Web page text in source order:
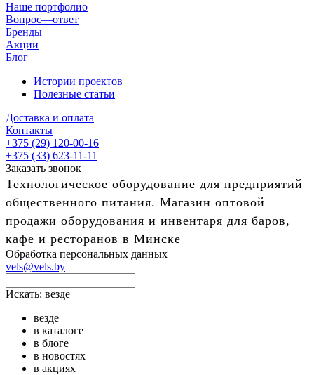
Наше портфолио
Вопрос—ответ
Бренды
Акции
Блог
Истории проектов
Полезные статьи
Доставка и оплата
Контакты
+375 (29) 120-00-16
+375 (33) 623-11-11
Заказать звонок
Технологическое оборудование для предприятий
общественного питания. Магазин оптовой
продажи оборудования и инвентаря для баров,
кафе и ресторанов в Минске
Обработка персональных данных
vels@vels.by
Искать: везде
везде
в каталоге
в блоге
в новостях
в акциях